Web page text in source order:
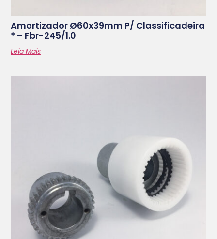
Amortizador Ø60x39mm P/ Classificadeira
* – Fbr-245/1.0
Leia Mais